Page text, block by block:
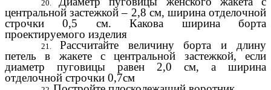
центральной застежкой – 2,8 см, ширина отделочной
строчки 0,5 см. Какова ширина борта
проектируемого изделия
Рассчитайте величину борта и длину
петель в жакете с центральной застежкой, если
диаметр пуговицы равен 2,0 см, а ширина
отделочной строчки 0,7см